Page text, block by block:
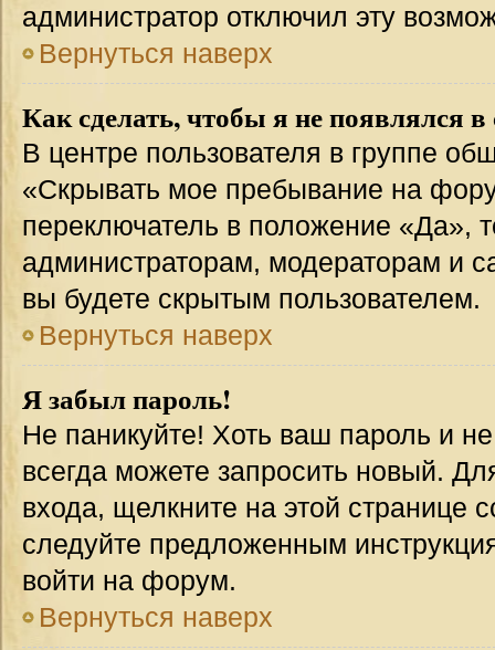
администратор отключил эту
Вернуться наверх
Как сделать, чтобы я не появлялся
В центре пользователя в группе
«Скрывать мое пребывание на
переключатель в положение «Да»,
администраторам, модераторам и
вы будете скрытым пользователем.
Вернуться наверх
Я забыл пароль!
Не паникуйте! Хоть ваш пароль и
всегда можете запросить новый.
входа, щелкните на этой странице
следуйте предложенным
войти на форум.
Вернуться наверх